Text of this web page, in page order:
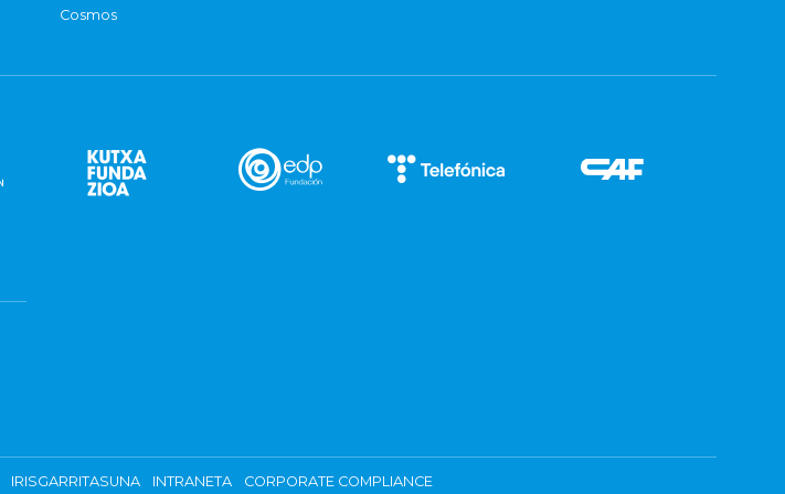
Cosmos
IRISGARRITASUNA INTRANETA CORPORATE COMPLIANCE